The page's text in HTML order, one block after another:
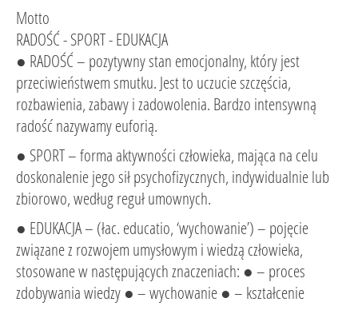
Motto
RADOŚĆ - SPORT - EDUKACJA
● RADOŚĆ – pozytywny stan emocjonalny, który jest
przeciwieństwem smutku. Jest to uczucie szczęścia,
rozbawienia, zabawy i zadowolenia. Bardzo intensywną
radość nazywamy euforią.
● SPORT – forma aktywności człowieka, mająca na celu
doskonalenie jego sił psychofizycznych, indywidualnie lub
zbiorowo, według reguł umownych.
● EDUKACJA – (łac. educatio, ‘wychowanie’) – pojęcie
związane z rozwojem umysłowym i wiedzą człowieka,
stosowane w następujących znaczeniach: ● – proces
zdobywania wiedzy ● – wychowanie ● – kształcenie